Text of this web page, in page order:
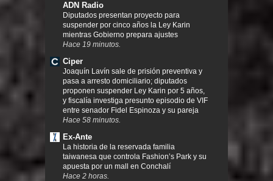
ADN Radio
Diputados presentan proyecto para
suspender por cinco años la Ley Karin
mientras Gobierno prepara ajustes
Hace 19 minutos.
Ciper
Joaquín Lavín sale de prisión preventiva y
pasa a arresto domiciliario; diputados
proponen suspender Ley Karin por 5 años,
y fiscalía investiga presunto episodio de VIF
entre senador Fidel Espinoza y su pareja
Hace 58 minutos.
Ex-Ante
La historia de la reservada familia
taiwanesa que controla Fashion’s Park y su
apuesta por un mall en Conchalí
Hace 2 horas.